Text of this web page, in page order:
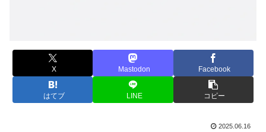
X Mastodon Facebook
はてブ LINE コピー
2025.06.16